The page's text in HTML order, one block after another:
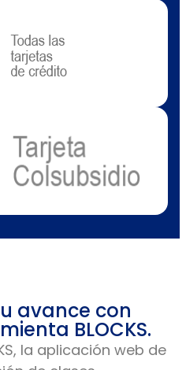
avance con
BLOCKS.
la aplicación web de